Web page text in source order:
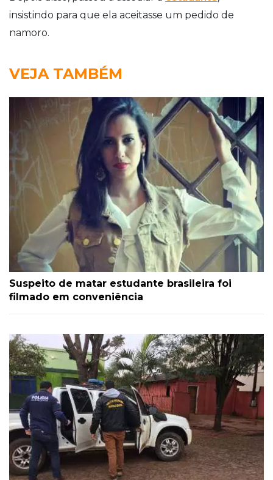
insistindo para que ela aceitasse um pedido de
namoro.
VEJA TAMBÉM
Suspeito de matar estudante brasileira foi
filmado em conveniência